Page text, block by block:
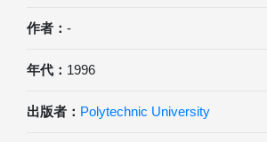
作者： -
年代： 1996
出版者： Polytechnic University